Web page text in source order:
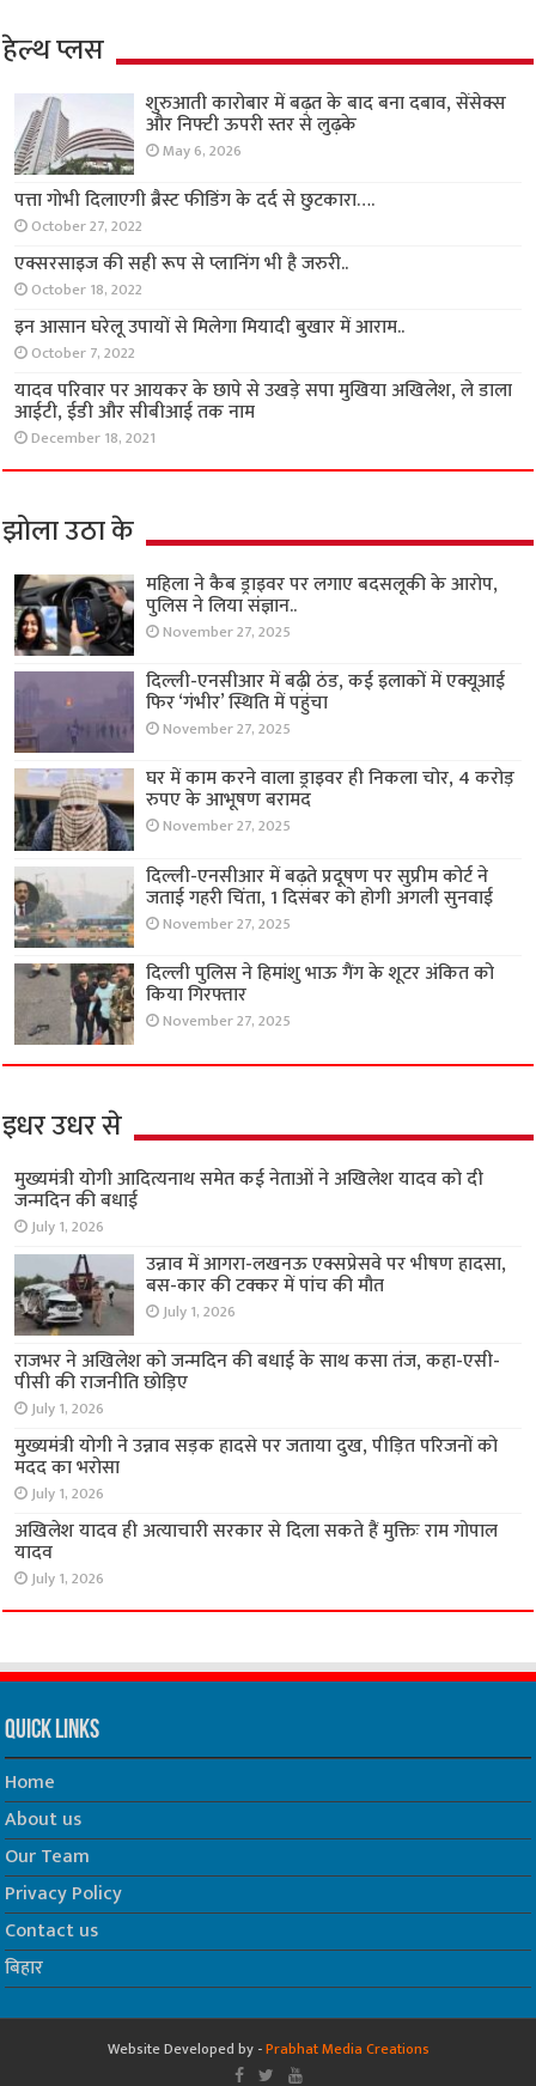
हेल्थ प्लस
शुरुआती कारोबार में बढ़त के बाद बना दबाव, सेंसेक्स
और निफ्टी ऊपरी स्तर से लुढ़के
May 6, 2026
पत्ता गोभी दिलाएगी ब्रैस्ट फीडिंग के दर्द से छुटकारा….
October 27, 2022
एक्सरसाइज की सही रूप से प्लानिंग भी है जरुरी..
October 18, 2022
इन आसान घरेलू उपायों से मिलेगा मियादी बुखार में आराम..
October 7, 2022
यादव परिवार पर आयकर के छापे से उखड़े सपा मुखिया अखिलेश, ले डाला
आईटी, ईडी और सीबीआई तक नाम
December 18, 2021
झोला उठा के
महिला ने कैब ड्राइवर पर लगाए बदसलूकी के आरोप,
पुलिस ने लिया संज्ञान..
November 27, 2025
दिल्ली-एनसीआर में बढ़ी ठंड, कई इलाकों में एक्यूआई
फिर ‘गंभीर’ स्थिति में पहुंचा
November 27, 2025
घर में काम करने वाला ड्राइवर ही निकला चोर, 4 करोड़
रुपए के आभूषण बरामद
November 27, 2025
दिल्ली-एनसीआर में बढ़ते प्रदूषण पर सुप्रीम कोर्ट ने
जताई गहरी चिंता, 1 दिसंबर को होगी अगली सुनवाई
November 27, 2025
दिल्ली पुलिस ने हिमांशु भाऊ गैंग के शूटर अंकित को
किया गिरफ्तार
November 27, 2025
इधर उधर से
मुख्यमंत्री योगी आदित्यनाथ समेत कई नेताओं ने अखिलेश यादव को दी
जन्मदिन की बधाई
July 1, 2026
उन्नाव में आगरा-लखनऊ एक्सप्रेसवे पर भीषण हादसा,
बस-कार की टक्कर में पांच की मौत
July 1, 2026
राजभर ने अखिलेश को जन्मदिन की बधाई के साथ कसा तंज, कहा-एसी-
पीसी की राजनीति छोड़िए
July 1, 2026
मुख्यमंत्री योगी ने उन्नाव सड़क हादसे पर जताया दुख, पीड़ित परिजनों को
मदद का भरोसा
July 1, 2026
अखिलेश यादव ही अत्याचारी सरकार से दिला सकते हैं मुक्तिः राम गोपाल
यादव
July 1, 2026
Quick Links
Home
About us
Our Team
Privacy Policy
Contact us
बिहार
Website Developed by -Prabhat Media Creations